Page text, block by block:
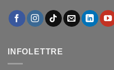
INFOLETTRE